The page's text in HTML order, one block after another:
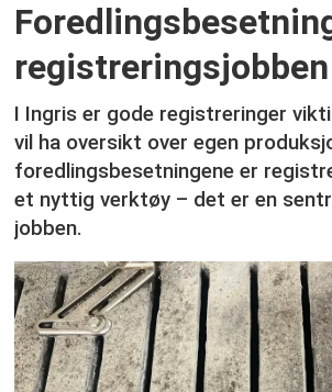
I Ingris er gode registreringer
vil ha oversikt over egen
foredlingsbesetningene er
et nyttig verktøy – det er en
jobben.